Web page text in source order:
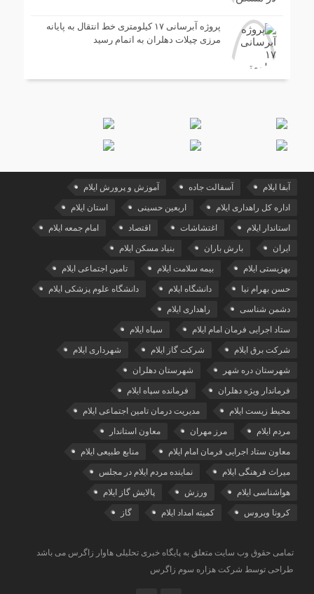
پروژه آبرسانی ۱۷ کیلومتری خط انتقال به پایانه
مرزی چیلات دهلران به اتمام رسید
آبفا ایلام آسفالت جاده آموزش و پرورش ایلام
اداره کل راهداری ایلام اربعین حسینی استان ایلام
استاندار ایلام اغتشاشات اقتصاد امام جمعه ایلام
ایران بارش باران بنیاد مسکن ایلام
بهزیستی ایلام بیمه سلامت ایلام تامین اجتماعی ایلام
حسن بهرام نیا دانشگاه ایلام دانشگاه علوم پزشکی ایلام
دشمن شناسی راهداری ایلام
ستاد اجرایی فرمان امام ایلام سپاه ایلام
شرکت برق ایلام شرکت گاز ایلام شهرداری ایلام
شهرستان دره شهر شهرستان دهلران
فرماندار ویژه دهلران فرمانده سپاه ایلام
محیط زیست ایلام مدیریت درمان تامین اجتماعی ایلام
مردم ایلام مرز مهران معاون استاندار
معاون ستاد اجرایی فرمان امام ایلام منابع طبیعی ایلام
میراث فرهنگی ایلام نماینده مردم ایلام در مجلس
هواشناسی ایلام ورزش پالایش گاز ایلام
کرونا ویروس کمیته امداد ایلام گاز
تمامی حقوق وب سایت متعلق به پایگاه خبری تحلیلی هاوار زاگرس می باشد
طراحی توسط شرکت هزاره سوم زاگرس